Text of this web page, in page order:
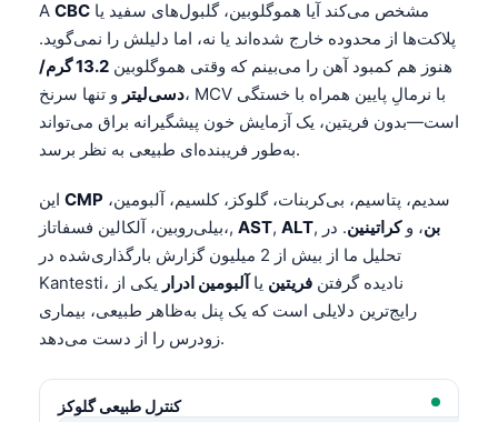
A CBC
پلاکت‌ها از محدوده خارج شده‌اند یا نه، اما دلیلش را نمی‌گوید.
هنوز هم کمبود آهن را می‌بینم که وقتی هموگلوبین
13.2 گرم/
دسی‌لیتر و تنها سرنخ، MCV با نرمالِ پایین همراه با خستگی
است—بدون فریتین، یک آزمایش خون پیشگیرانه براق می‌تواند
به‌طور فریبنده‌ای طبیعی به نظر برسد.
CMP
بیلی‌روبین، آلکالین فسفاتاز،, AST, ALT, بن، وکراتینین. در
تحلیل ما از بیش از 2 میلیون گزارش بارگذاری‌شده در
Kantesti، نادیده گرفتن فریتین یاآلبومین ادرار یکی از
رایج‌ترین دلایلی است که یک پنل به‌ظاهر طبیعی، بیماری
زودرس را از دست می‌دهد.
کنترل طبیعی گلوکز